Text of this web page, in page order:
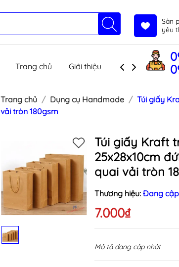
Sản
yêu
Trang chủ Giới thiệu Sản phẩm
Trang chủ Dụng cụ Handmade
Túi giấy
vải tròn 180gsm
Túi giấy Kraft
25x28x10cm
quai vải tròn
Thương hiệu: Đang
7.000₫
Mô tả đang cập nhật